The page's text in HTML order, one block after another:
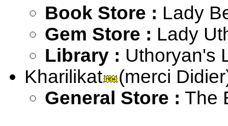
Book Store : Lady
Gem Store : Lady
Library : Uthoryan's
Kharilikat
(merci
General Store : The